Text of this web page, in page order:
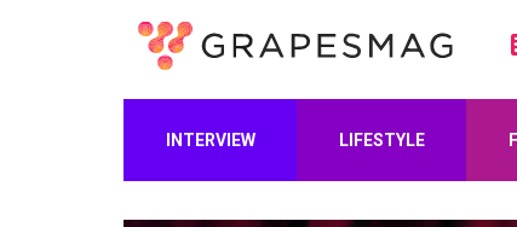
INTERVIEW LIFESTYLE